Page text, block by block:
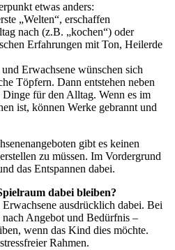
etwas anders:
„Welten“, erschaffen
nach (z.B. „kochen“) oder
Erfahrungen mit Ton, Heilerde
Erwachsene wünschen sich
Töpfern. Dann entstehen neben
für den Alltag. Wenn es im
ist, können Werke gebrannt und
gibt es keinen
zu müssen. Im Vordergrund
das Entspannen dabei.
dabei bleiben?
ausdrücklich dabei. Bei
Angebot und Bedürfnis –
wenn das Kind dies möchte.
Rahmen.